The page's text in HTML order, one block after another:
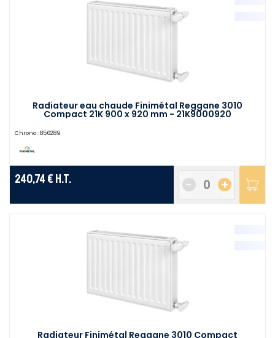
Radiateur eau chaude Finimétal Reggane 3010
Compact 21K 900 x 920 mm - 21K9000920
Chrono : 856289
240,74 € H.T. +
-
Radiateur Finimétal Reggane 3010 Compact